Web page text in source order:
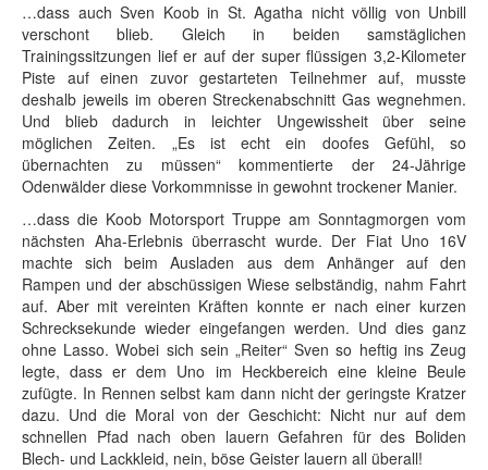
…dass auch Sven Koob in St. Agatha nicht völlig von Unbill
verschont blieb. Gleich in beiden samstäglichen
Trainingssitzungen lief er auf der super flüssigen 3,2-Kilometer
Piste auf einen zuvor gestarteten Teilnehmer auf, musste
deshalb jeweils im oberen Streckenabschnitt Gas wegnehmen.
Und blieb dadurch in leichter Ungewissheit über seine
möglichen Zeiten. „Es ist echt ein doofes Gefühl, so
übernachten zu müssen“ kommentierte der 24-Jährige
Odenwälder diese Vorkommnisse in gewohnt trockener Manier.
…dass die Koob Motorsport Truppe am Sonntagmorgen vom
nächsten Aha-Erlebnis überrascht wurde. Der Fiat Uno 16V
machte sich beim Ausladen aus dem Anhänger auf den
Rampen und der abschüssigen Wiese selbständig, nahm Fahrt
auf. Aber mit vereinten Kräften konnte er nach einer kurzen
Schrecksekunde wieder eingefangen werden. Und dies ganz
ohne Lasso. Wobei sich sein „Reiter“ Sven so heftig ins Zeug
legte, dass er dem Uno im Heckbereich eine kleine Beule
zufügte. In Rennen selbst kam dann nicht der geringste Kratzer
dazu. Und die Moral von der Geschicht: Nicht nur auf dem
schnellen Pfad nach oben lauern Gefahren für des Boliden
Blech- und Lackkleid, nein, böse Geister lauern all überall!